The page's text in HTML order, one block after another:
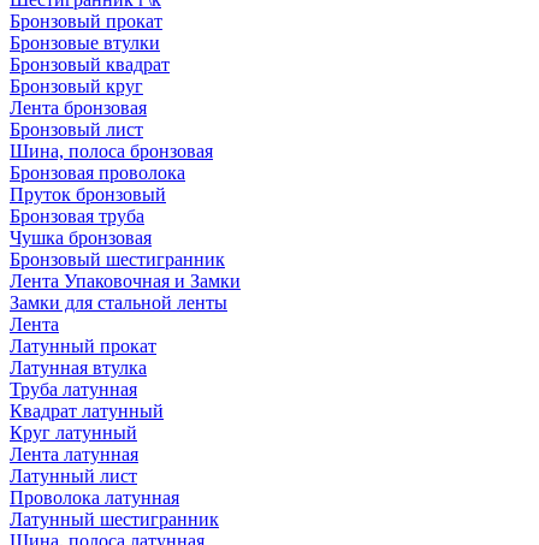
Бронзовый прокат
Бронзовые втулки
Бронзовый квадрат
Бронзовый круг
Лента бронзовая
Бронзовый лист
Шина, полоса бронзовая
Бронзовая проволока
Пруток бронзовый
Бронзовая труба
Чушка бронзовая
Бронзовый шестигранник
Лента Упаковочная и Замки
Замки для стальной ленты
Лента
Латунный прокат
Латунная втулка
Труба латунная
Квадрат латунный
Круг латунный
Лента латунная
Латунный лист
Проволока латунная
Латунный шестигранник
Шина, полоса латунная